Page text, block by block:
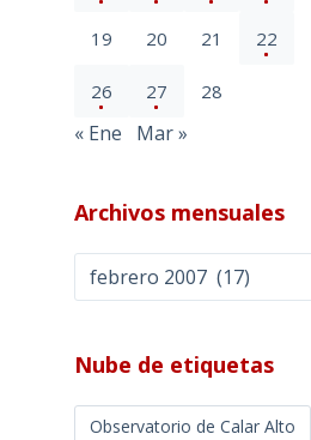
19 20 21 22
26 27 28
« Ene Mar »
Archivos mensuales
Archivos
mensuales
Nube de etiquetas
Observatorio de Calar Alto